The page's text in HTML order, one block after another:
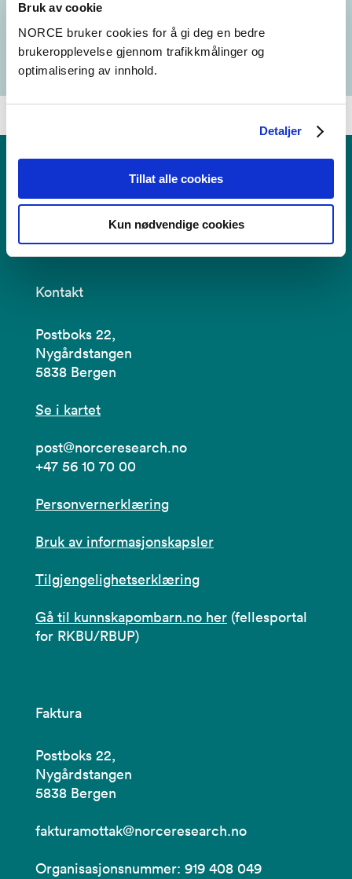
Bruk av cookie
NORCE bruker cookies for å gi deg en bedre
brukeropplevelse gjennom trafikkmålinger og
optimalisering av innhold.
Detaljer
Tillat alle cookies
Kun nødvendige cookies
deltakelse ved å henvende seg til:
Olweusprogrammet@norceresearch.no
+47 56 10 72 23
Regionalt kunnskapssenter for barn og unge
Kontakt
Postboks 22,
Nygårdstangen
5838 Bergen
Se i kartet
post@norceresearch.no
+47 56 10 70 00
Personvernerklæring
Bruk av informasjonskapsler
Tilgjengelighetserklæring
Gå til kunnskapombarn.no her (fellesportal
for RKBU/RBUP)
Faktura
Postboks 22,
Nygårdstangen
5838 Bergen
fakturamottak@norceresearch.no
Organisasjonsnummer: 919 408 049